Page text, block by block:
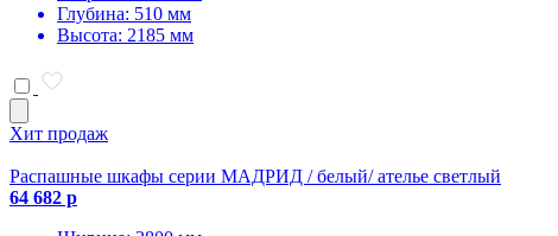
Глубина: 510 мм
Высота: 2185 мм
Хит продаж
Распашные шкафы серии МАДРИД / белый/ ателье светлый
64 682 р